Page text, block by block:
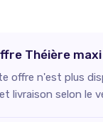
Théière
offre n'est plus
livraison selon le